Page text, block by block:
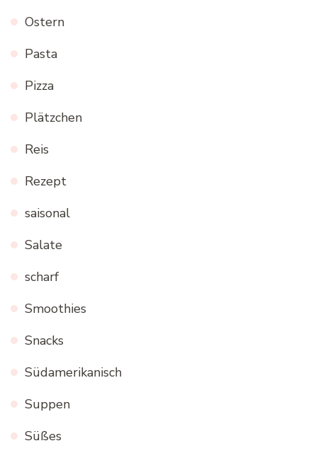
Ostern
Pasta
Pizza
Plätzchen
Reis
Rezept
saisonal
Salate
scharf
Smoothies
Snacks
Südamerikanisch
Suppen
Süßes